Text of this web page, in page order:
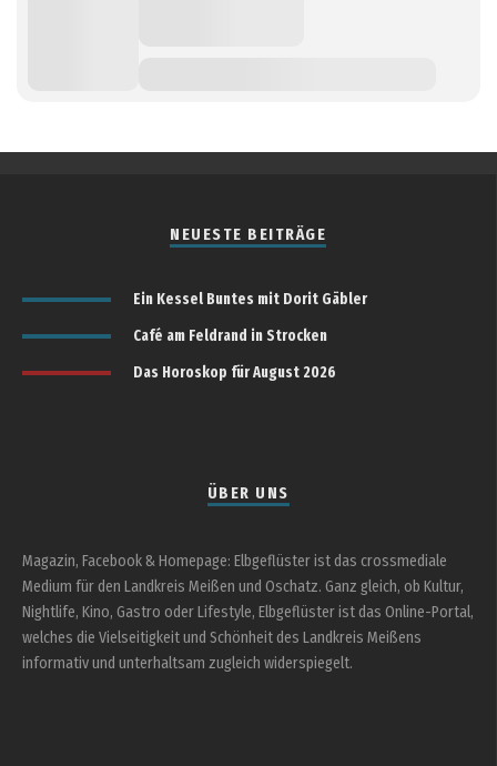
NEUESTE BEITRÄGE
Ein Kessel Buntes mit Dorit Gäbler
Café am Feldrand in Strocken
Das Horoskop für August 2026
ÜBER UNS
Magazin, Facebook & Homepage: Elbgeflüster ist das crossmediale
Medium für den Landkreis Meißen und Oschatz. Ganz gleich, ob Kultur,
Nightlife, Kino, Gastro oder Lifestyle, Elbgeflüster ist das Online-Portal,
welches die Vielseitigkeit und Schönheit des Landkreis Meißens
informativ und unterhaltsam zugleich widerspiegelt.